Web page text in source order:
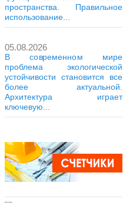
пространства. Правильное
использование...
05.08.2026
В современном мире
проблема экологической
устойчивости становится все
более актуальной.
Архитектура играет
ключевую...